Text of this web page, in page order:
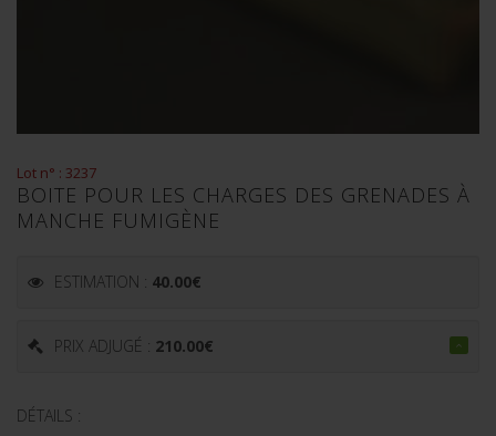
Lot n° : 3237
BOITE POUR LES CHARGES DES GRENADES À
MANCHE FUMIGÈNE
ESTIMATION : 40.00€
PRIX ADJUGÉ : 210.00€
DÉTAILS :